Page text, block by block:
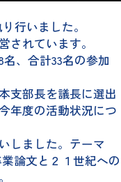
行いました。
されています。
、合計33名の参加
支部長を議長に選出
年度の活動状況につ
しました。テーマ
論文と２１世紀への